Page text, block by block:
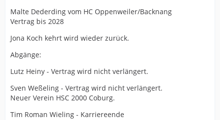
Malte Dederding vom HC Oppenweiler/Backnang
Vertrag bis 2028
Jona Koch kehrt wird wieder zurück.
Abgänge:
Lutz Heiny - Vertrag wird nicht verlängert.
Sven Weßeling - Vertrag wird nicht verlängert.
Neuer Verein HSC 2000 Coburg.
Tim Roman Wieling - Karriereende